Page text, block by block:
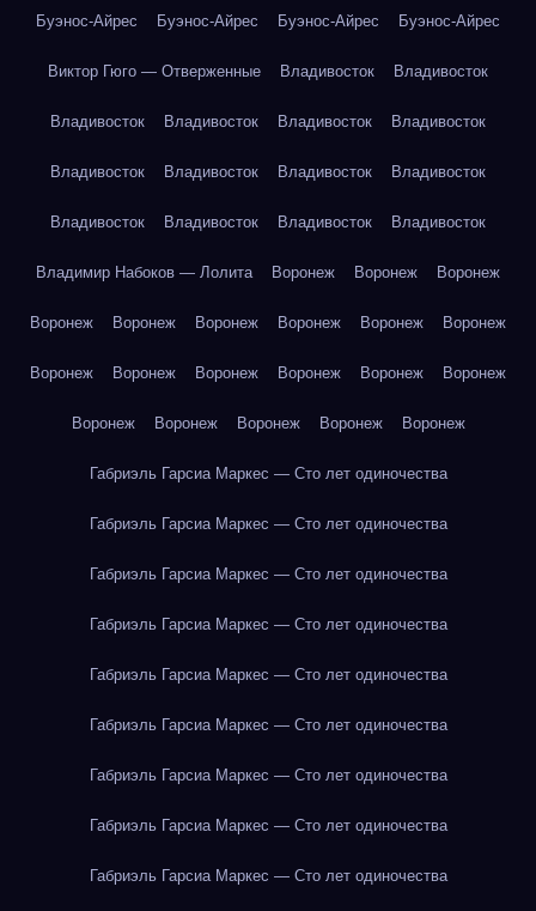
Буэнос-Айрес Буэнос-Айрес Буэнос-Айрес Буэнос-Айрес
Виктор Гюго — Отверженные Владивосток Владивосток
Владивосток Владивосток Владивосток Владивосток
Владивосток Владивосток Владивосток Владивосток
Владивосток Владивосток Владивосток Владивосток
Владимир Набоков — Лолита Воронеж Воронеж Воронеж
Воронеж Воронеж Воронеж Воронеж Воронеж Воронеж
Воронеж Воронеж Воронеж Воронеж Воронеж Воронеж
Воронеж Воронеж Воронеж Воронеж Воронеж
Габриэль Гарсиа Маркес — Сто лет одиночества
Габриэль Гарсиа Маркес — Сто лет одиночества
Габриэль Гарсиа Маркес — Сто лет одиночества
Габриэль Гарсиа Маркес — Сто лет одиночества
Габриэль Гарсиа Маркес — Сто лет одиночества
Габриэль Гарсиа Маркес — Сто лет одиночества
Габриэль Гарсиа Маркес — Сто лет одиночества
Габриэль Гарсиа Маркес — Сто лет одиночества
Габриэль Гарсиа Маркес — Сто лет одиночества